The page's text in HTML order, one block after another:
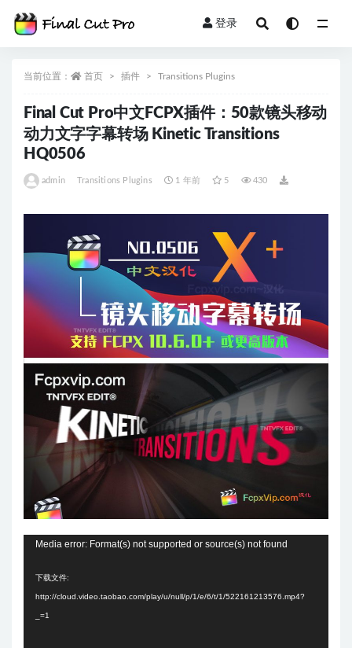
登录
当前位置： 首页 插件 Transitions Plugins
Final Cut Pro中文FCPX插件：50款镜头移动
动力文字字幕转场 Kinetic Transitions
HQ0506
admin Transitions Plugins 1 年前 5 430
Media error: Format(s) not supported or source(s) not found
下载文件:
http://cloud.video.taobao.com/play/u/null/p/1/e/6/t/1/522161213576.mp4?
_=1